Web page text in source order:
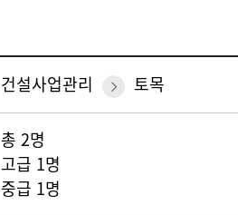
건설사업관리 토목
총 2명
고급 1명
중급 1명